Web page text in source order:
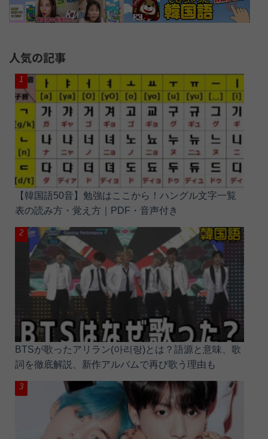
人気の記事
【韓国語50音】勉強はここから！ハングル文字一覧
表の読み方・覚え方｜PDF・音声付き
BTSが歌ったアリラン(아리랑)とは？語源と意味、歌
詞を徹底解説、新作アルバムで再び歌う理由も